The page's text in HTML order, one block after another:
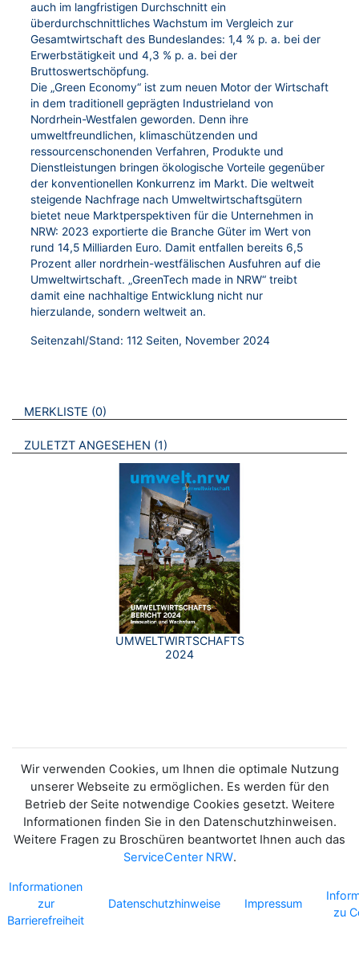
auch im langfristigen Durchschnitt ein
überdurchschnittliches Wachstum im Vergleich zur
Gesamtwirtschaft des Bundeslandes: 1,4 % p. a. bei der
Erwerbstätigkeit und 4,3 % p. a. bei der
Bruttoswertschöpfung.
Die „Green Economy“ ist zum neuen Motor der Wirtschaft
in dem traditionell geprägten Industrieland von
Nordrhein-Westfalen geworden. Denn ihre
umweltfreundlichen, klimaschützenden und
ressourcenschonenden Verfahren, Produkte und
Dienstleistungen bringen ökologische Vorteile gegenüber
der konventionellen Konkurrenz im Markt. Die weltweit
steigende Nachfrage nach Umweltwirtschaftsgütern
bietet neue Marktperspektiven für die Unternehmen in
NRW: 2023 exportierte die Branche Güter im Wert von
rund 14,5 Milliarden Euro. Damit entfallen bereits 6,5
Prozent aller nordrhein-westfälischen Ausfuhren auf die
Umweltwirtschaft. „GreenTech made in NRW“ treibt
damit eine nachhaltige Entwicklung nicht nur
hierzulande, sondern weltweit an.
Seitenzahl/Stand: 112 Seiten, November 2024
VERWEISE AUF VERMERKTE- ODER ZULETZT ANGESEHENE
MERKLISTE 0 BROSCHÜREN
ZULETZT ANGESEHEN 1 BROSCHÜREN
UMWELTWIRTSCHAFTSBERICHT
2024
Wir verwenden Cookies, um Ihnen die optimale Nutzung
unserer Webseite zu ermöglichen. Es werden für den
Betrieb der Seite notwendige Cookies gesetzt. Weitere
Informationen finden Sie in den Datenschutzhinweisen.
Weitere Fragen zu Broschüren beantwortet Ihnen auch das
ServiceCenter NRW.
Informationen
zur
Barrierefreiheit
Datenschutzhinweise Impressum
zu